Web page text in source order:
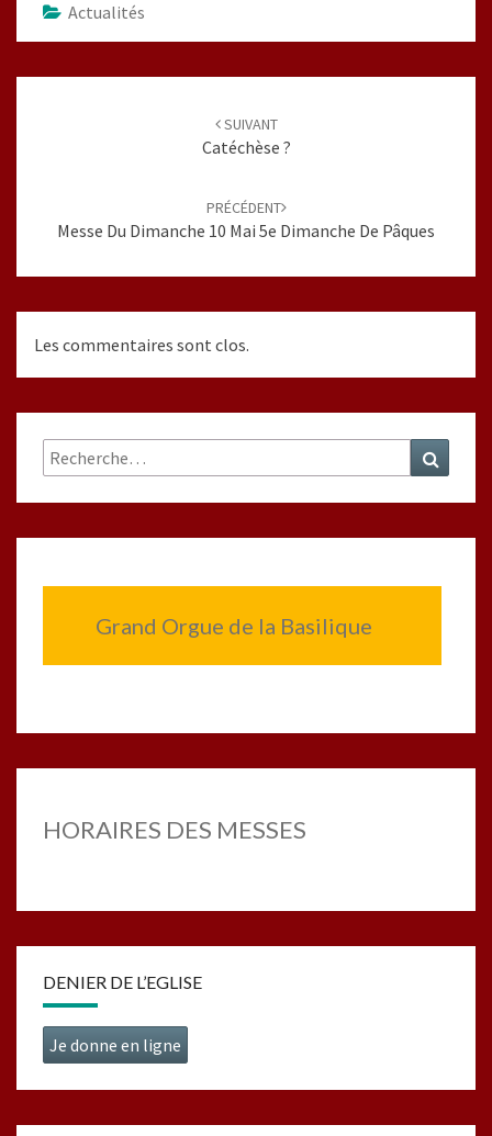
Actualités
SUIVANT
Catéchèse ?
PRÉCÉDENT
Messe Du Dimanche 10 Mai 5e Dimanche De Pâques
Les commentaires sont clos.
Rechercher :
Grand Orgue de la Basilique
HORAIRES DES MESSES
DENIER DE L’EGLISE
Je donne en ligne